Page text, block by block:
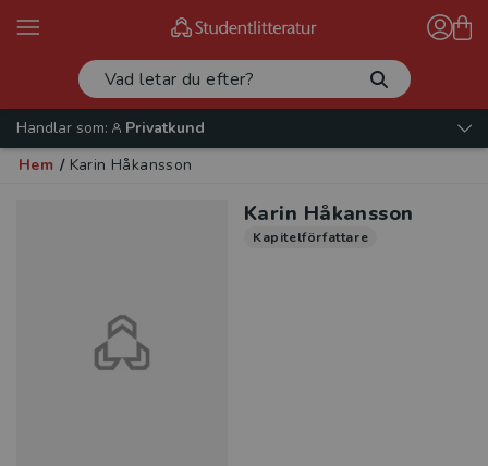
Handlar som:
Privatkund
Hem / Karin Håkansson
Karin Håkansson
Kapitelförfattare